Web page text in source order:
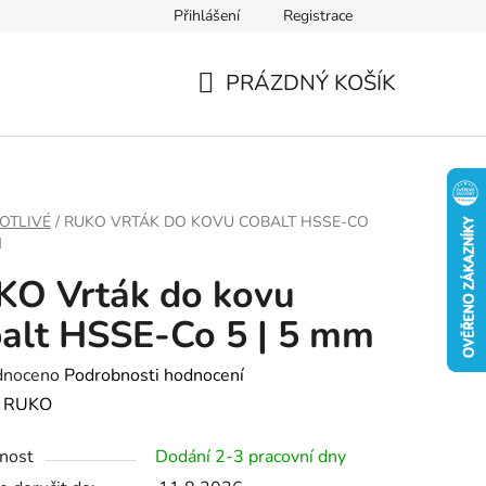
Přihlášení Registrace
PRÁZDNÝ KOŠÍK
/ RUKO VRTÁK DO KOVU COBALT HSSE-CO
Vrták do kovu
HSSE-Co 5 | 5 mm
Podrobnosti hodnocení
RUKO
Dodání 2-3 pracovní dny